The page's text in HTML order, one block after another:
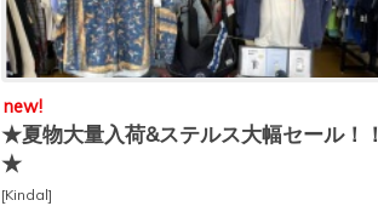
new!
★夏物大量入荷&ステルス大幅セール！！
★
[Kindal]